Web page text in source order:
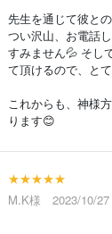
先生を通じて彼と
つい沢山、お電話し
すみません💦 そし
て頂けるので、と
これからも、神様
ります😊
★★★★★
M.K様 2023/10/27